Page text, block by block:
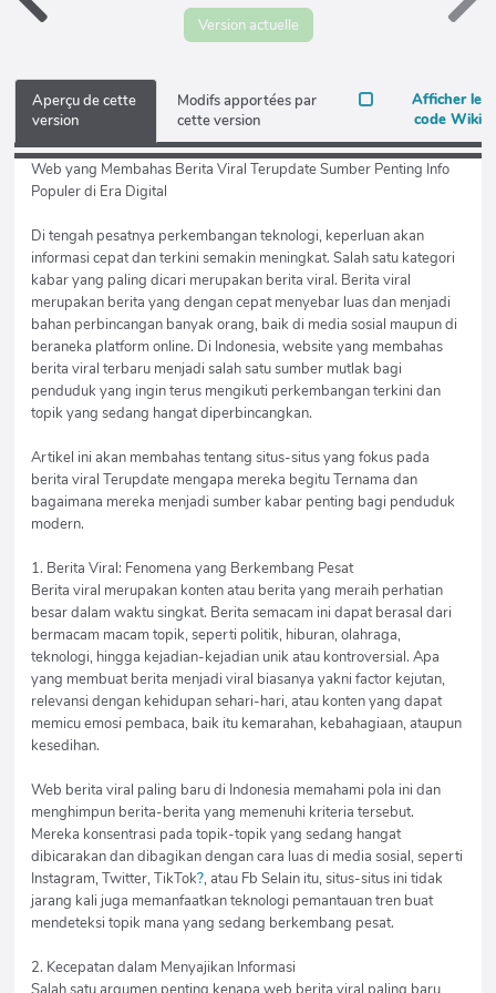
Version actuelle
Aperçu de cette
version
Modifs apportées par
cette version
Afficher le
code Wiki